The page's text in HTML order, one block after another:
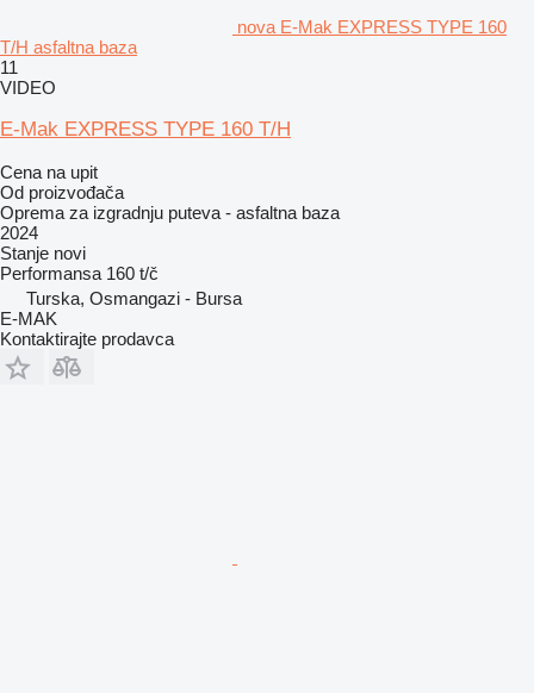
nova E-Mak EXPRESS TYPE 160
T/H asfaltna baza
11
VIDEO
E-Mak EXPRESS TYPE 160 T/H
Cena na upit
Od proizvođača
Oprema za izgradnju puteva - asfaltna baza
2024
Stanje novi
Performansa 160 t/č
Turska, Osmangazi - Bursa
E-MAK
Kontaktirajte prodavca